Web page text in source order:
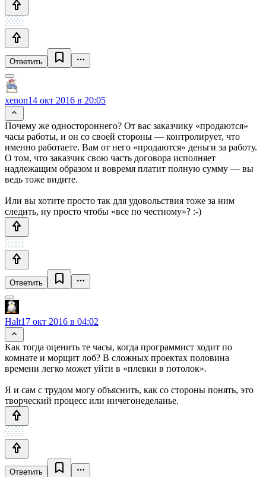
Ответить
xenon14 окт 2016 в 20:05
Почему же одностороннего? От вас заказчику «продаются»
часы работы, и он со своей стороны — контролирует, что
именно работаете. Вам от него «продаются» деньги за работу.
О том, что заказчик свою часть договора исполняет
надлежащим образом и вовремя платит полную сумму — вы
ведь тоже видите.
Или вы хотите просто так для удовольствия тоже за ним
следить, ну просто чтобы «все по честному»? :-)
Ответить
Halt17 окт 2016 в 04:02
Как тогда оценить те часы, когда программист ходит по
комнате и морщит лоб? В сложных проектах половина
времени легко может уйти в «плевки в потолок».
Я и сам с трудом могу объяснить, как со стороны понять, это
творческий процесс или ничегонеделанье.
Ответить